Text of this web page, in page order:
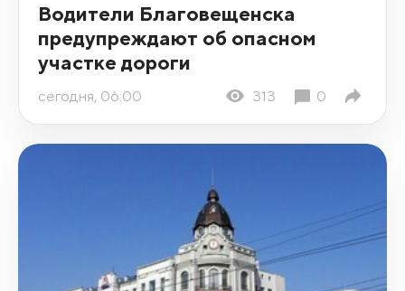
Водители Благовещенска
предупреждают об опасном
участке дороги
сегодня, 06:00 313 0